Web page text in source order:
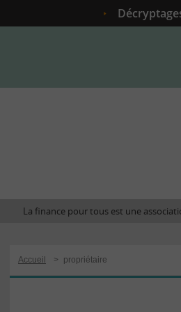
La finance pour tous est une
Accueil > propriétaire